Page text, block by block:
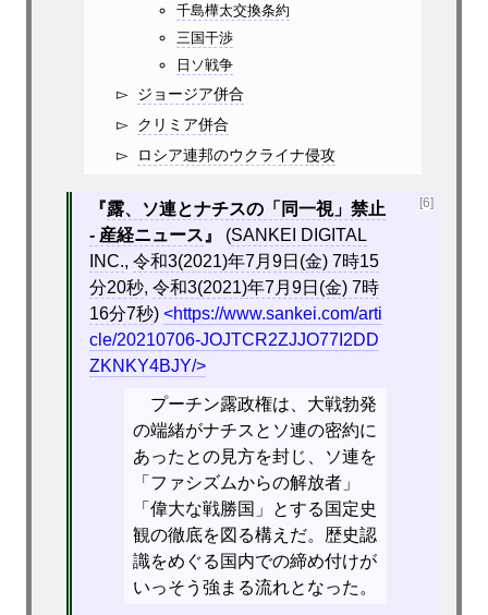
千島樺太交換条約
三国干渉
日ソ戦争
ジョージア併合
クリミア併合
ロシア連邦のウクライナ侵攻
[6]
露、ソ連とナチスの「同一視」禁止
- 産経ニュース
(SANKEI DIGITAL
INC., 令和3(2021)年7月9日(金) 7時15
分20秒, 令和3(2021)年7月9日(金) 7時
16分7秒)
https://www.sankei.com/arti
cle/20210706-JOJTCR2ZJJO77I2DD
ZKNKY4BJY/
プーチン露政権は、大戦勃発
の端緒がナチスとソ連の密約に
あったとの見方を封じ、ソ連を
「ファシズムからの解放者」
「偉大な戦勝国」とする国定史
観の徹底を図る構えだ。歴史認
識をめぐる国内での締め付けが
いっそう強まる流れとなった。